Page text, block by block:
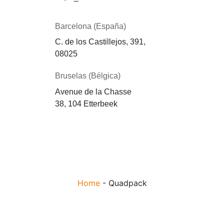
Barcelona (España)
C. de los Castillejos, 391,
08025
Bruselas (Bélgica)
Avenue de la Chasse
38, 104 Etterbeek
Home- Quadpack